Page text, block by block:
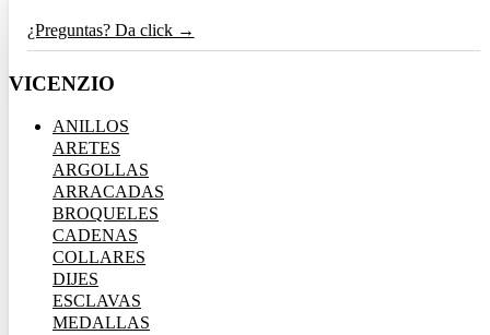
¿Preguntas? Da click →
VICENZIO
ANILLOS
ARETES
ARGOLLAS
ARRACADAS
BROQUELES
CADENAS
COLLARES
DIJES
ESCLAVAS
MEDALLAS